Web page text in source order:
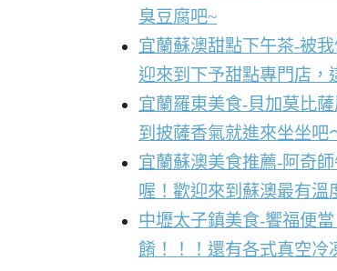
臭豆腐吧~
宜蘭蘇澳甜點下午茶-被
迎來到下予甜點專門店，
宜蘭羅東美食-貝加莫比
到披薩香氣就進來坐坐吧
宜蘭蘇澳美食推薦-阿奇
喔！歡迎來到蘇澳最有溫
中壢太子鎮美食-饗福便
餚！！！還有各式真空冷